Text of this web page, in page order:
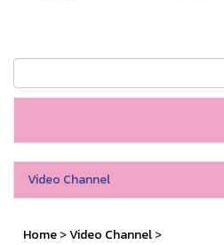
Video Channel
Home>Video Channel>